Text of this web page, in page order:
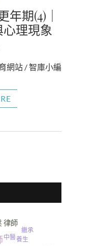
年期(4)｜
理現象
網站 / 智庫小編
律師
養生
中醫
繼承